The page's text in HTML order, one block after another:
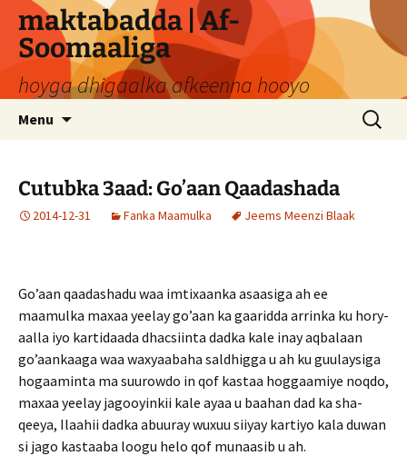
Skip
content
maktabadda | Af-
Soomaaliga
hoyga dhigaalka afkeenna hooyo
Menu
Search
for:
Cutubka 3aad: Go’aan Qaadashada
2014-12-31 Fanka Maamulka Jeems Meenzi Blaak
Go’aan qaadashadu waa imtixaanka asaasiga ah ee
maamulka maxaa yeelay go’aan ka gaaridda arrinka ku hory-
aalla iyo kartidaada dhacsiinta dadka kale inay aqbalaan
go’aankaaga waa waxyaabaha saldhigga u ah ku guulaysiga
hogaaminta ma suurowdo in qof kastaa hoggaamiye noqdo,
maxaa yeelay jagooyinkii kale ayaa u baahan dad ka sha­
qeeya, Ilaahii dadka abuuray wuxuu siiyay kartiyo kala duwan
si jago kastaaba loogu helo qof munaasib u ah.